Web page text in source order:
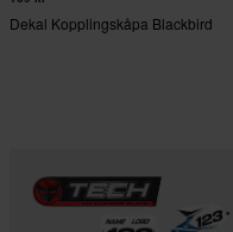
Dekal Kopplingskåpa Blackbird